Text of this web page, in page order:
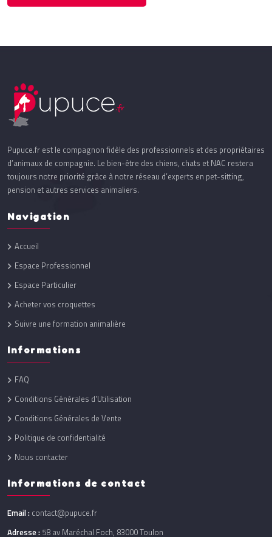
Pupuce.fr est le compagnon fidèle des professionnels et des propriétaires
d’animaux de compagnie. Le bien-être des chiens, chats et NAC restera
toujours notre priorité grâce à notre réseau d’experts en pet-sitting,
pension et autres services animaliers.
Navigation
Accueil
Espace Professionnel
Espace Particulier
Acheter vos croquettes
Suivre une formation animalière
Informations
FAQ
Conditions Générales d'Utilisation
Conditions Générales de Vente
Politique de confidentialité
Nous contacter
Informations de contact
Email : contact@pupuce.fr
Adresse : 58 av Maréchal Foch, 83000 Toulon